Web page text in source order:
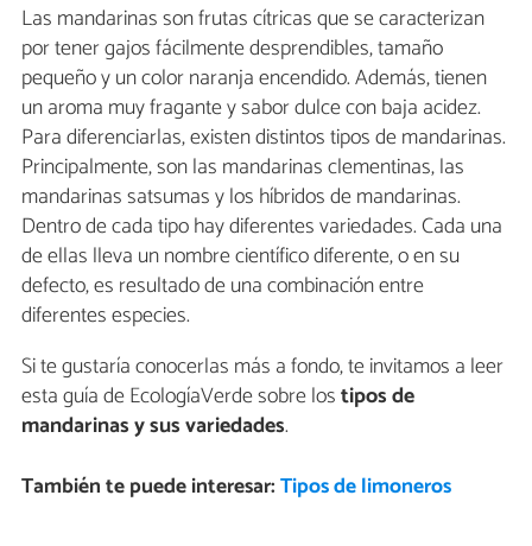
Las mandarinas son frutas cítricas que se caracterizan
por tener gajos fácilmente desprendibles, tamaño
pequeño y un color naranja encendido. Además, tienen
un aroma muy fragante y sabor dulce con baja acidez.
Para diferenciarlas, existen distintos tipos de mandarinas.
Principalmente, son las mandarinas clementinas, las
mandarinas satsumas y los híbridos de mandarinas.
Dentro de cada tipo hay diferentes variedades. Cada una
de ellas lleva un nombre científico diferente, o en su
defecto, es resultado de una combinación entre
diferentes especies.
Si te gustaría conocerlas más a fondo, te invitamos a leer
esta guía de EcologíaVerde sobre lostipos de
mandarinas y sus variedades.
También te puede interesar:Tipos de limoneros